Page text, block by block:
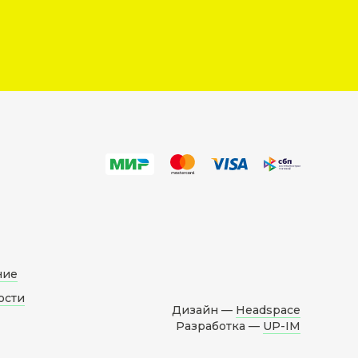
Дизайн — Headspace
Разработка — UP-IM